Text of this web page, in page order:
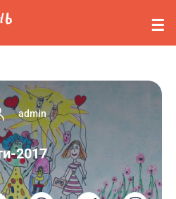
О нас
Войти
admin
2017